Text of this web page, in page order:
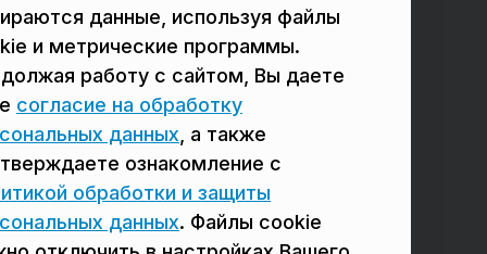
в Реутове в Балашихе
в Сергиевом Посаде в Люберцах
в Домодедово в Щёлково
данные, используя файлы
и метрические программы.
работу с сайтом, Вы даете
согласие на обработку
данных , а также
ознакомление с
обработки и защиты
данных. Файлы cookie